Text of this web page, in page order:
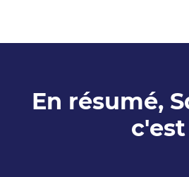
En résumé,
c'est